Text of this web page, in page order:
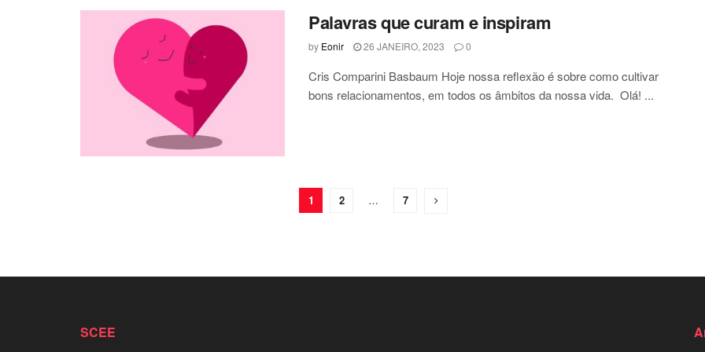
Palavras que curam e inspiram
by Eonir 26 JANEIRO, 2023 0
Cris Comparini Basbaum Hoje nossa reflexão é sobre como cultivar
bons relacionamentos, em todos os âmbitos da nossa vida. Olá! ...
1 2 … 7
SCEE